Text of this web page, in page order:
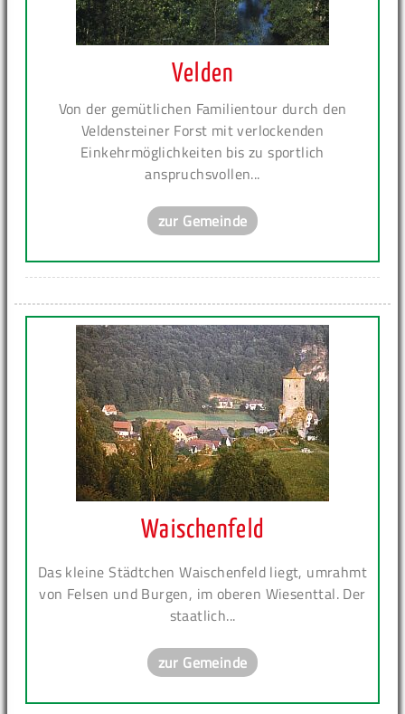
Velden
Von der gemütlichen Familientour durch den
Veldensteiner Forst mit verlockenden
Einkehrmöglichkeiten bis zu sportlich
anspruchsvollen...
zur Gemeinde
Waischenfeld
Das kleine Städtchen Waischenfeld liegt, umrahmt
von Felsen und Burgen, im oberen Wiesenttal. Der
staatlich...
zur Gemeinde